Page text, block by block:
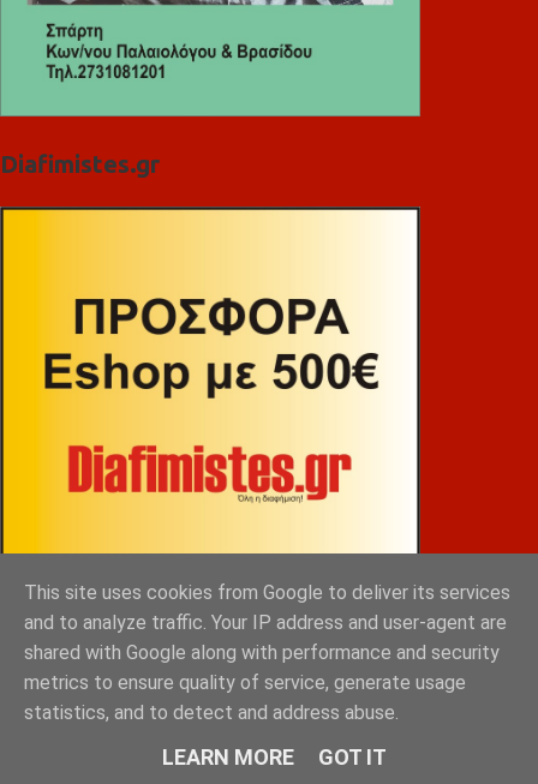
Diafimistes.gr
ΒΕΚΡΑΚΟΣ
This site uses cookies from Google to deliver its services
and to analyze traffic. Your IP address and user-agent are
shared with Google along with performance and security
metrics to ensure quality of service, generate usage
statistics, and to detect and address abuse.
LEARN MORE GOT IT